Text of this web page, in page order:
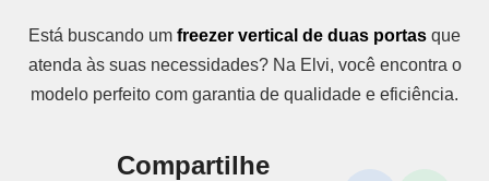
Está buscando um freezer vertical de duas portas que
atenda às suas necessidades? Na Elvi, você encontra o
modelo perfeito com garantia de qualidade e eficiência.
Compartilhe